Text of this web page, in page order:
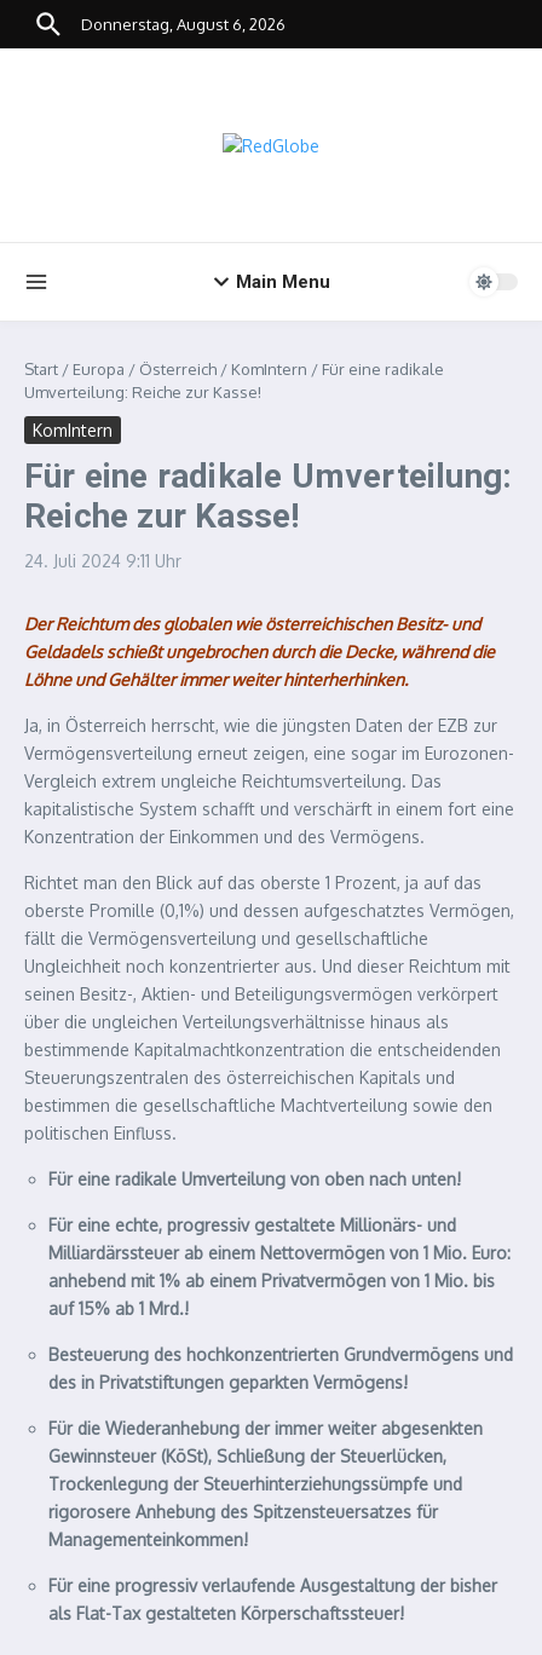
Zum Inhalt springen
Donnerstag, August 6, 2026
Main Menu
Start / Europa / Österreich / KomIntern / Für eine radikale
Umverteilung: Reiche zur Kasse!
KomIntern
Für eine radikale Umverteilung:
Reiche zur Kasse!
24. Juli 2024 9:11 Uhr
Der Reichtum des globalen wie österreichischen Besitz- und
Geldadels schießt ungebrochen durch die Decke, während die
Löhne und Gehälter immer weiter hinterherhinken.
Ja, in Österreich herrscht, wie die jüngsten Daten der EZB zur
Vermögensverteilung erneut zeigen, eine sogar im Eurozonen-
Vergleich extrem ungleiche Reichtumsverteilung. Das
kapitalistische System schafft und verschärft in einem fort eine
Konzentration der Einkommen und des Vermögens.
Richtet man den Blick auf das oberste 1 Prozent, ja auf das
oberste Promille (0,1%) und dessen aufgeschatztes Vermögen,
fällt die Vermögensverteilung und gesellschaftliche
Ungleichheit noch konzentrierter aus. Und dieser Reichtum mit
seinen Besitz-, Aktien- und Beteiligungsvermögen verkörpert
über die ungleichen Verteilungsverhältnisse hinaus als
bestimmende Kapitalmachtkonzentration die entscheidenden
Steuerungszentralen des österreichischen Kapitals und
bestimmen die gesellschaftliche Machtverteilung sowie den
politischen Einfluss.
Für eine radikale Umverteilung von oben nach unten!
Für eine echte, progressiv gestaltete Millionärs- und
Milliardärssteuer ab einem Nettovermögen von 1 Mio. Euro:
anhebend mit 1% ab einem Privatvermögen von 1 Mio. bis
auf 15% ab 1 Mrd.!
Besteuerung des hochkonzentrierten Grundvermögens und
des in Privatstiftungen geparkten Vermögens!
Für die Wiederanhebung der immer weiter abgesenkten
Gewinnsteuer (KöSt), Schließung der Steuerlücken,
Trockenlegung der Steuerhinterziehungssümpfe und
rigorosere Anhebung des Spitzensteuersatzes für
Managementeinkommen!
Für eine progressiv verlaufende Ausgestaltung der bisher
als Flat-Tax gestalteten Körperschaftssteuer!